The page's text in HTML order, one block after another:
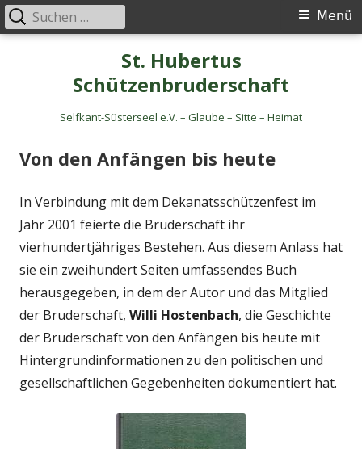
St. Hubertus
Schützenbruderschaft
Selfkant-Süsterseel e.V. – Glaube – Sitte – Heimat
Primäres
Menü
Suche
nach:
Von den Anfängen bis heute
In Verbindung mit dem Dekanatsschützenfest im
Jahr 2001 feierte die Bruderschaft ihr
vierhundertjähriges Bestehen. Aus diesem Anlass hat
sie ein zweihundert Seiten umfassendes Buch
herausgegeben, in dem der Autor und das Mitglied
der Bruderschaft, Willi Hostenbach, die Geschichte
der Bruderschaft von den Anfängen bis heute mit
Hintergrundinformationen zu den politischen und
gesellschaftlichen Gegebenheiten dokumentiert hat.